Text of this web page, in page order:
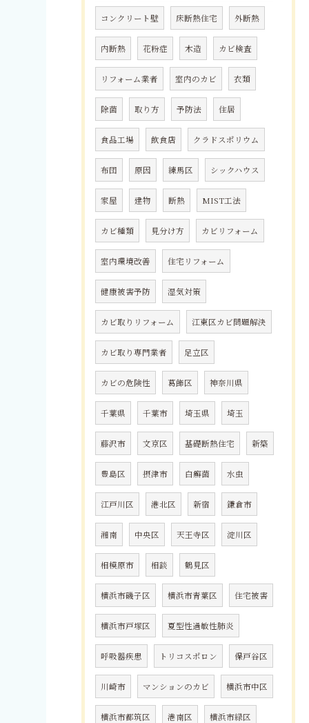
コンクリート壁 床断熱住宅 外断熱
内断熱 花粉症 木造 カビ検査
リフォーム業者 室内のカビ 衣類
除菌 取り方 予防法 住居
食品工場 飲食店 クラドスポリウム
布団 原因 練馬区 シックハウス
家屋 建物 断熱 MIST工法
カビ種類 見分け方 カビリフォーム
室内環境改善 住宅リフォーム
健康被害予防 湿気対策
カビ取りリフォーム 江東区カビ問題解決
カビ取り専門業者 足立区
カビの危険性 葛飾区 神奈川県
千葉県 千葉市 埼玉県 埼玉
藤沢市 文京区 基礎断熱住宅 新築
豊島区 摂津市 白癬菌 水虫
江戸川区 港北区 新宿 鎌倉市
湘南 中央区 天王寺区 淀川区
相模原市 相談 鶴見区
横浜市磯子区 横浜市青葉区 住宅被害
横浜市戸塚区 夏型性過敏性肺炎
呼吸器疾患 トリコスポロン 保戸谷区
川崎市 マンションのカビ 横浜市中区
横浜市都筑区 港南区 横浜市緑区